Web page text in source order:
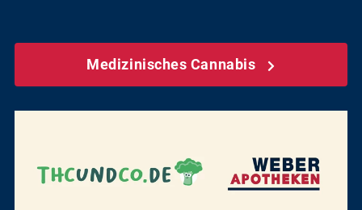
Medizinisches Cannabis